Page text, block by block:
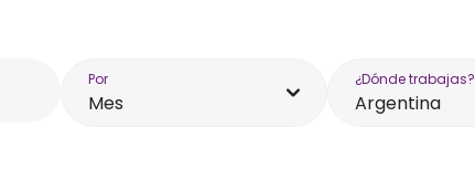
Por
Mes
¿Dónde trabajas?
Argentina